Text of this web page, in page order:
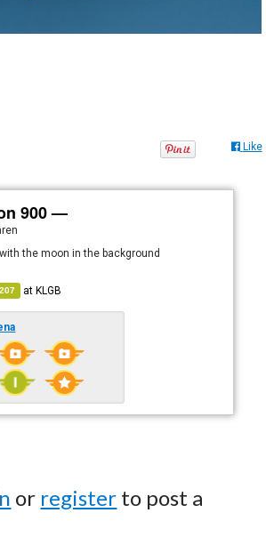
Like
900 —
the moon in the background
atKLGB
or register to post a